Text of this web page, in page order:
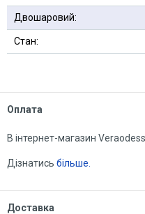
Двошаровий:
Стан:
Оплата
В інтернет-магазин
Дізнатись більше.
Доставка